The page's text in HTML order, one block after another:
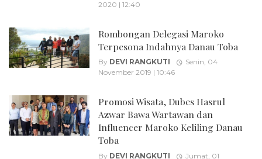
2020 | 12:40
Rombongan Delegasi Maroko
Terpesona Indahnya Danau Toba
By DEVI RANGKUTI
Senin, 04
November 2019 | 10:46
Promosi Wisata, Dubes Hasrul
Azwar Bawa Wartawan dan
Influencer Maroko Keliling Danau
Toba
By DEVI RANGKUTI
Jumat, 01